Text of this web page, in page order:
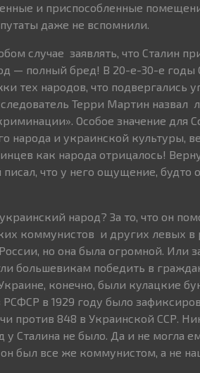
и приспособленные
даже не вспомнили.
случае заявлять, что Сталин
— полный бред! В 20-е-30-е годы
тех народов, что подвергались
Терри Мартин назвал
Особое значение для
народа и украинской культуры,
как народа отрицалось!
что у него ощущение, будто
народ? За то, что он
коммунистов и других левых в
но она была огромной. Или
большевикам победить в
конечно, были кулацкие
в 1929 году было
против 848 в Украинской ССР.
Сталина не было. Да и не могла
он был все же коммунистом, а не